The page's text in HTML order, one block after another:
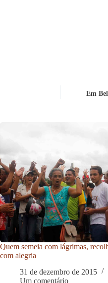
Em
Quem semeia com lágrimas,
com alegria
31 de dezembro de 2015
Um comentário